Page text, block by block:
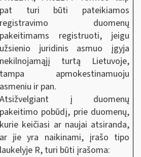
pat turi būti pateikiamos
registravimo duomenų
pakeitimams registruoti, jeigu
užsienio juridinis asmuo įgyja
nekilnojamąjį turtą Lietuvoje,
tampa apmokestinamuoju
asmeniu ir pan.
Atsižvelgiant į duomenų
pakeitimo pobūdį, prie duomenų,
kurie keičiasi ar naujai atsiranda,
ar jie yra naikinami, įrašo tipo
laukelyje R, turi būti įrašoma: